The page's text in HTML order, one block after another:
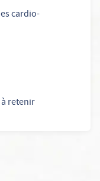
cardio-
retenir